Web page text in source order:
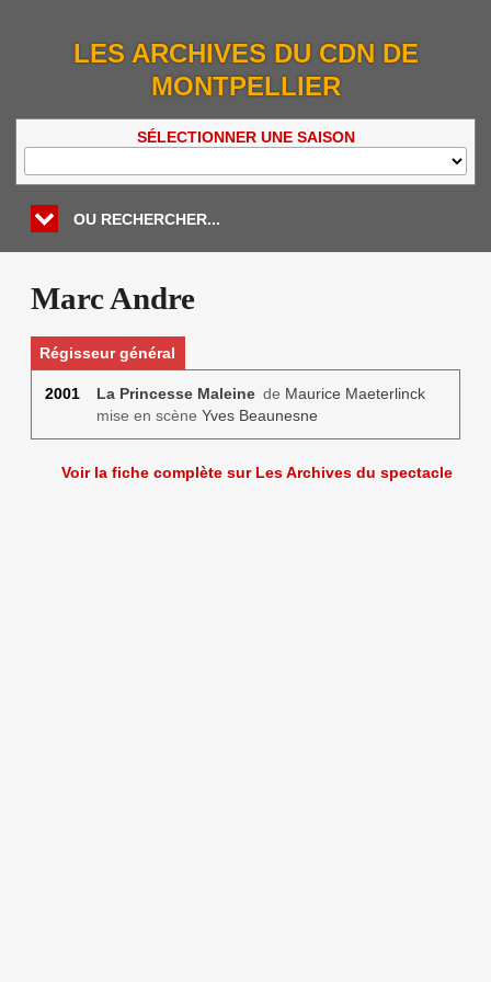
LES ARCHIVES DU CDN DE
MONTPELLIER
SÉLECTIONNER UNE SAISON
OU RECHERCHER...
Marc Andre
Régisseur général
2001 La Princesse Maleinede Maurice Maeterlinck
mise en scène Yves Beaunesne
Voir la fiche complète sur Les Archives du spectacle